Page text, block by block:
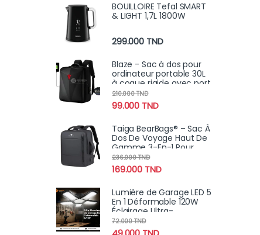
BOUILLOIRE Tefal SMART
& LIGHT 1,7L 1800W
299.000 TND
Blaze - Sac à dos pour
ordinateur portable 30L
à coque rigide avec port
USB pour, l'école,voyage
antivol
99.000 TND
210.000TND
Taiga BearBags® – Sac À
Dos De Voyage Haut De
Gamme 3-En-1 Pour
Ordinateur Portable Pour
Hommes Et Femmes
169.000 TND
236.000TND
Lumière de Garage LED 5
En 1 Déformable 120W
Éclairage Ultra-
Lumineux avec
Panneaux Réglables –
72.000TND